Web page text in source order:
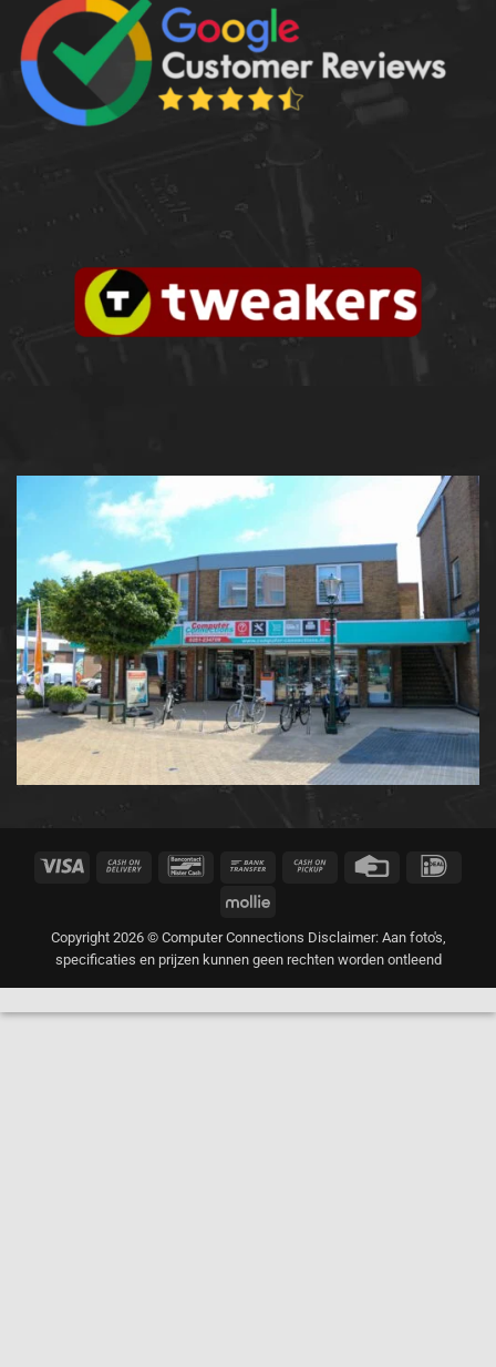
Visa
Cash
Bancontact Bank
Cash
Credit
Mollie
Copyright 2026 © Computer Connections Disclaimer: Aan foto's,
specificaties en prijzen kunnen geen rechten worden ontleend